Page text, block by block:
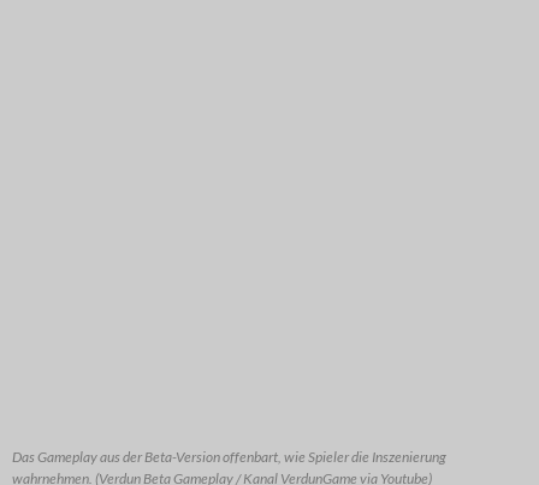
Das Gameplay aus der Beta-Version offenbart, wie Spieler die Inszenierung
wahrnehmen. (Verdun Beta Gameplay / Kanal VerdunGame via Youtube)